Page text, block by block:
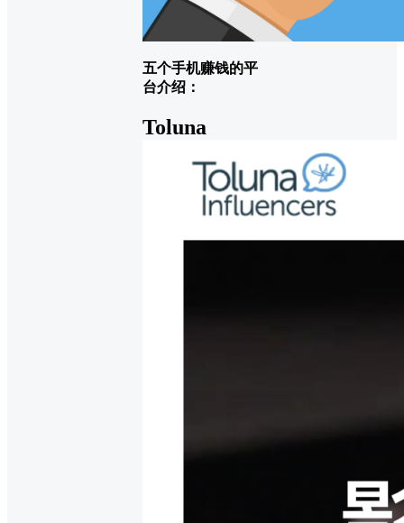
五个手机赚钱的平
台介绍：
Toluna